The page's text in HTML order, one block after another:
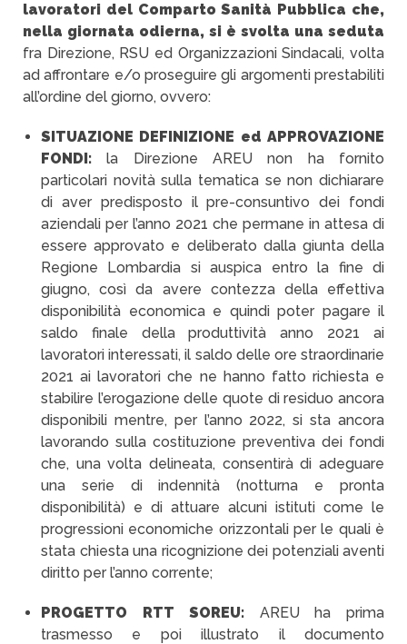
lavoratori del Comparto Sanità Pubblica che,
nella giornata odierna, si è svolta una seduta
fra Direzione, RSU ed Organizzazioni Sindacali, volta
ad affrontare e/o proseguire gli argomenti prestabiliti
all’ordine del giorno, ovvero:
SITUAZIONE DEFINIZIONE ed APPROVAZIONE
FONDI:la Direzione AREU non ha fornito
particolari novità sulla tematica se non dichiarare
di aver predisposto il pre-consuntivo dei fondi
aziendali per l’anno 2021 che permane in attesa di
essere approvato e deliberato dalla giunta della
Regione Lombardia si auspica entro la fine di
giugno, così da avere contezza della effettiva
disponibilità economica e quindi poter pagare il
saldo finale della produttività anno 2021 ai
lavoratori interessati, il saldo delle ore straordinarie
2021 ai lavoratori che ne hanno fatto richiesta e
stabilire l’erogazione delle quote di residuo ancora
disponibili mentre, per l’anno 2022, si sta ancora
lavorando sulla costituzione preventiva dei fondi
che, una volta delineata, consentirà di adeguare
una serie di indennità (notturna e pronta
disponibilità) e di attuare alcuni istituti come le
progressioni economiche orizzontali per le quali è
stata chiesta una ricognizione dei potenziali aventi
diritto per l’anno corrente;
PROGETTO RTT SOREU: AREU ha prima
trasmesso e poi illustrato il documento